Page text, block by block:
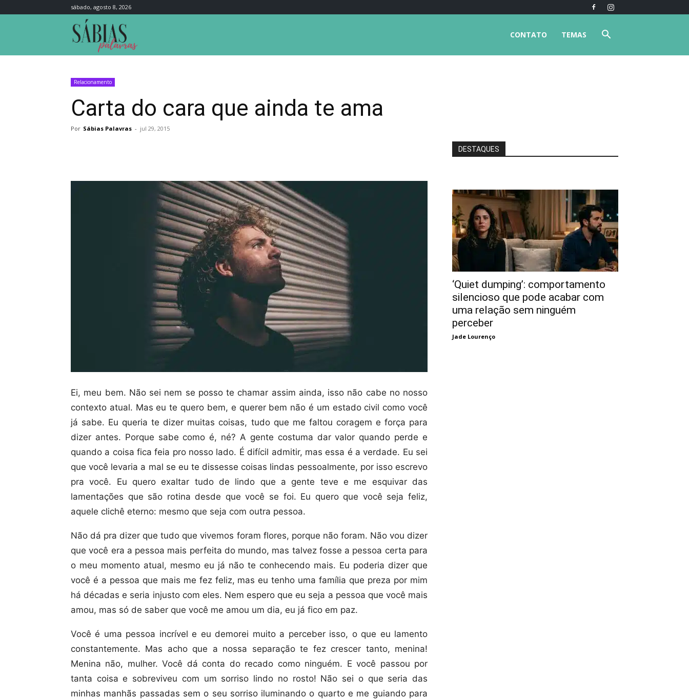
sábado, agosto 8, 2026
TEMAS
CONTATO
Relacionamento
Carta do cara que ainda te ama
Por Sábias Palavras - jul 29, 2015
Ei, meu bem. Não sei nem se posso te chamar assim ainda, isso não cabe no nosso
contexto atual. Mas eu te quero bem, e querer bem não é um estado civil como você
já sabe. Eu queria te dizer muitas coisas, tudo que me faltou coragem e força para
dizer antes. Porque sabe como é, né? A gente costuma dar valor quando perde e
quando a coisa fica feia pro nosso lado. É difícil admitir, mas essa é a verdade. Eu sei
que você levaria a mal se eu te dissesse coisas lindas pessoalmente, por isso escrevo
pra você. Eu quero exaltar tudo de lindo que a gente teve e me esquivar das
lamentações que são rotina desde que você se foi. Eu quero que você seja feliz,
aquele clichê eterno: mesmo que seja com outra pessoa.
Não dá pra dizer que tudo que vivemos foram flores, porque não foram. Não vou dizer
que você era a pessoa mais perfeita do mundo, mas talvez fosse a pessoa certa para
o meu momento atual, mesmo eu já não te conhecendo mais. Eu poderia dizer que
você é a pessoa que mais me fez feliz, mas eu tenho uma família que preza por mim
há décadas e seria injusto com eles. Nem espero que eu seja a pessoa que você mais
amou, mas só de saber que você me amou um dia, eu já fico em paz.
Você é uma pessoa incrível e eu demorei muito a perceber isso, o que eu lamento
constantemente. Mas acho que a nossa separação te fez crescer tanto, menina!
Menina não, mulher. Você dá conta do recado como ninguém. E você passou por
tanta coisa e sobreviveu com um sorriso lindo no rosto! Não sei o que seria das
minhas manhãs passadas sem o seu sorriso iluminando o quarto e me guiando para
DESTAQUES
‘Quiet dumping’: comportamento
silencioso que pode acabar com
uma relação sem ninguém
perceber
Jade Lourenço